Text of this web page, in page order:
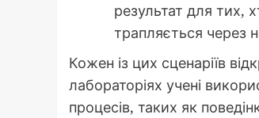
результат для тих,
трапляється через
Кожен із цих сценаріїв
лабораторіях учені
процесів, таких як